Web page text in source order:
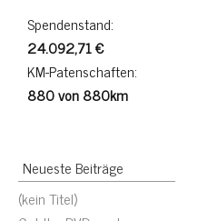
Spendenstand:
24.092,71 €
KM-Patenschaften:
880 von 880km
Neueste Beiträge
(kein Titel)